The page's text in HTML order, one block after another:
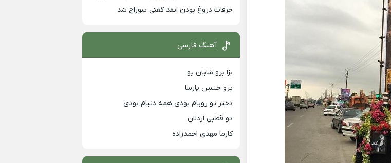
حرفات دروغ بودن انقد گفتی سوراخ شد
آهنگ فارسی
بزا برو شایان یو
پرو حسین پارسا
دختر تو رویام بودی همه دنیام بودی
دو قطبی اردلان
کارما مهدی احمدزاده